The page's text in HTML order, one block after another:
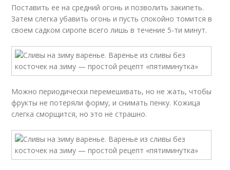
Поставить ее на средний огонь и позволить закипеть.
Затем слегка убавить огонь и пусть спокойно томится в
своем садком сиропе всего лишь в течение 5-ти минут.
Можно периодически перемешивать, но не жать, чтобы
фрукты не потеряли форму, и снимать пенку. Кожица
слегка сморщится, но это не страшно.